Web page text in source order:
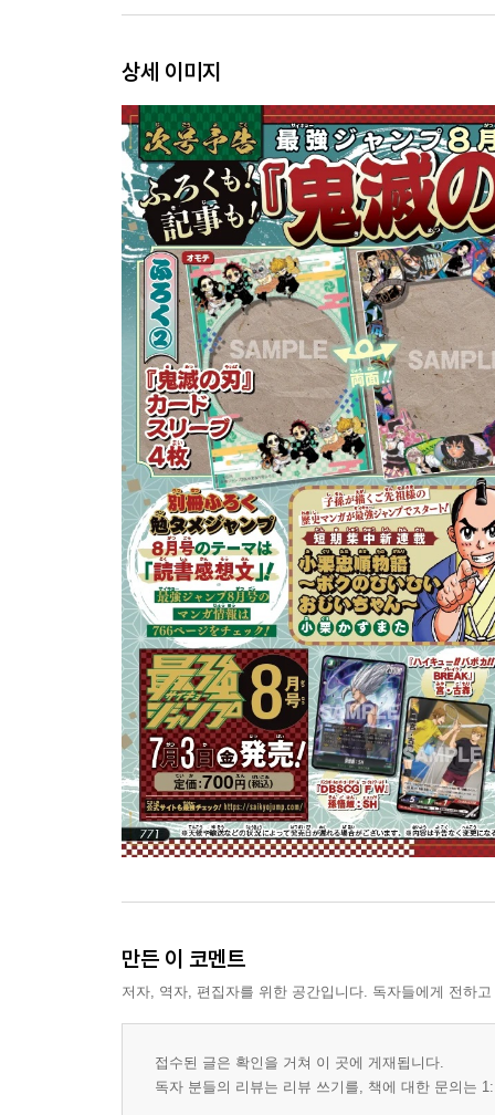
상세 이미지
만든 이 코멘트
저자, 역자, 편집자를 위한 공간입니다. 독자들에게 전하
접수된 글은 확인을 거쳐 이 곳에 게재됩니다.
독자 분들의 리뷰는 리뷰 쓰기를, 책에 대한 문의는